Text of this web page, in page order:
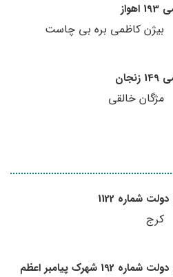
بیژن کاظمی بره بی چاست
مژگان خالقی
شماره 1122
کرج
شهرک پیامبر اعظم